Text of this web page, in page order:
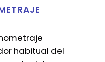
habitual del